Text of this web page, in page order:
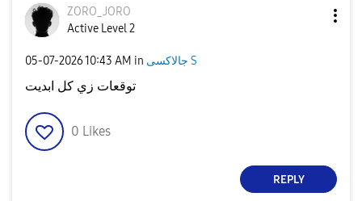
ZORO_JORO
Active Level 2
‎05-07-202610:43 AM in جالاكسى S
توقعات زي كل ابديت
0 Likes
REPLY